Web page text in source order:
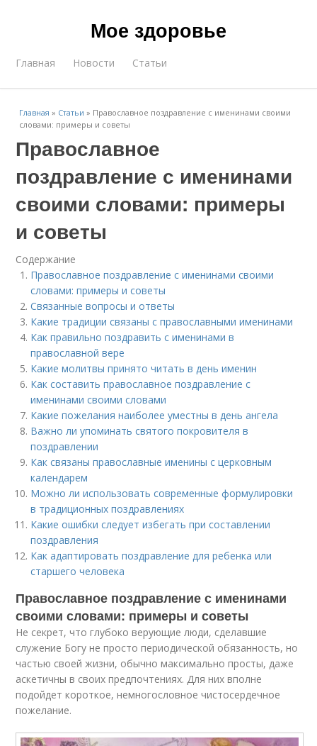
Мое здоровье
Главная Новости Статьи
Главная » Статьи » Православное поздравление с именинами своими
словами: примеры и советы
Православное
поздравление с именинами
своими словами: примеры
и советы
Содержание
Православное поздравление с именинами своими
словами: примеры и советы
Связанные вопросы и ответы
Какие традиции связаны с православными именинами
Как правильно поздравить с именинами в
православной вере
Какие молитвы принято читать в день именин
Как составить православное поздравление с
именинами своими словами
Какие пожелания наиболее уместны в день ангела
Важно ли упоминать святого покровителя в
поздравлении
Как связаны православные именины с церковным
календарем
Можно ли использовать современные формулировки
в традиционных поздравлениях
Какие ошибки следует избегать при составлении
поздравления
Как адаптировать поздравление для ребенка или
старшего человека
Православное поздравление с именинами
своими словами: примеры и советы
Не секрет, что глубоко верующие люди, сделавшие
служение Богу не просто периодической обязанность, но
частью своей жизни, обычно максимально просты, даже
аскетичны в своих предпочтениях. Для них вполне
подойдет короткое, немногословное чистосердечное
пожелание.